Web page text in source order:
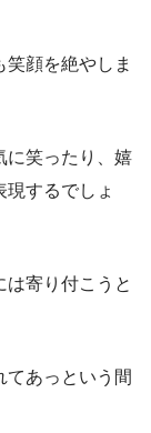
顔を絶やしま
に笑ったり、嬉
するでしょ
寄り付こうと
てあっという間